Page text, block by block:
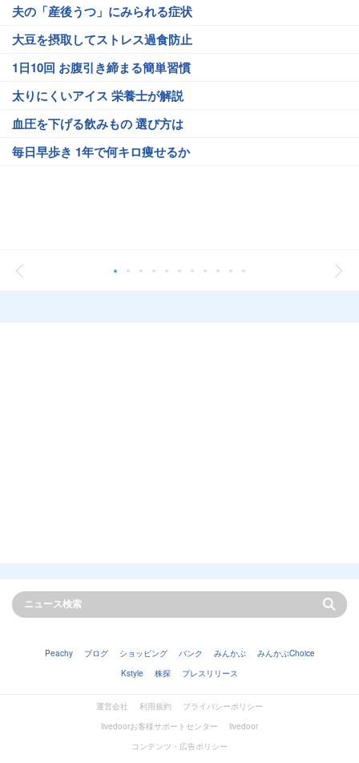
夫の「産後うつ」にみられる症状
大豆を摂取してストレス過食防止
1日10回 お腹引き締まる簡単習慣
太りにくいアイス 栄養士が解説
血圧を下げる飲みもの 選び方は
毎日早歩き 1年で何キロ痩せるか
Peachy ブログ ショッピング バンク みんかぶ
みんかぶChoice
Kstyle
株探 プレスリリース
運営会社 利用規約
プライバシーポリシー
livedoorお客様サポートセンター
livedoor
コンテンツ・広告ポリシー